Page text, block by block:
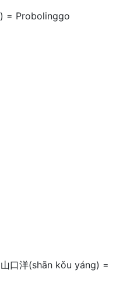
= Probolinggo
口洋(shān kǒu yáng) =